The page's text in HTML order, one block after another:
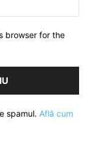
browser for the
spamul. Află cum